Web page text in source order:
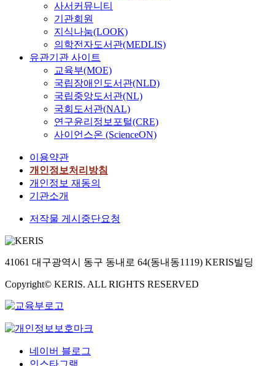
사서커뮤니티
기관회원
지식나눔(LOOK)
의학전자도서관(MEDLIS)
유관기관 사이트
교육부(MOE)
국립장애인도서관(NLD)
국립중앙도서관(NL)
국회도서관(NAL)
연구윤리정보포털(CRE)
사이언스온 (ScienceON)
이용약관
개인정보처리방침
개인정보 재동의
기관소개
저작물 게시중단요청
41061 대구광역시 동구 동내로 64(동내동1119) KERIS빌딩
Copyright© KERIS. ALL RIGHTS RESERVED
네이버 블로그
인스타그램